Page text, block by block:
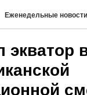
Еженедельные новости
экватор